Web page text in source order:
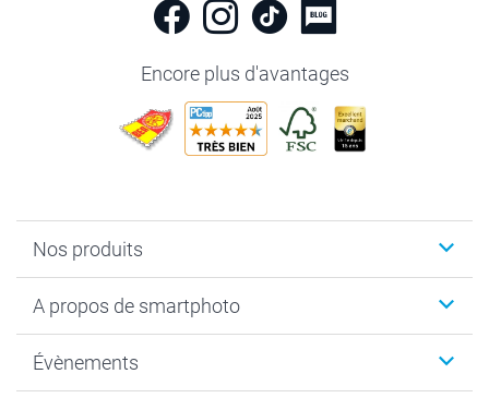
Encore plus d'avantages
Nos produits
Cadeaux photo
MyNameBook
A propos de smartphoto
Durabilité
Évènements